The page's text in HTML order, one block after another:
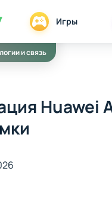
Игры
и связь
Huawei